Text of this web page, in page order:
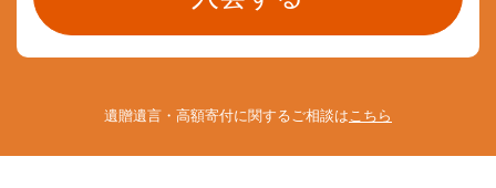
遺贈遺言・高額寄付に関するご相談はこちら